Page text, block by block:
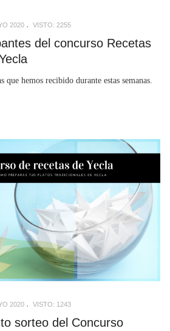
2020 VISTO: 2255
del concurso Recetas
que hemos recibido durante estas semanas.
2020 VISTO: 1243
sorteo del Concurso